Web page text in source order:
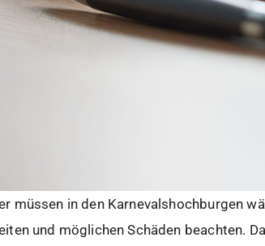
müssen in den Karnevalshochburgen
und möglichen Schäden beachten.